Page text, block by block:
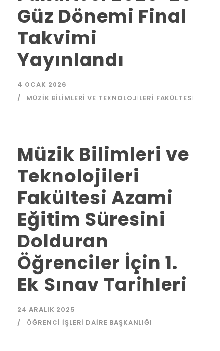
Güz Dönemi Final
Takvimi
Yayınlandı
4 OCAK 2026
MÜZIK BILIMLERI VE TEKNOLOJILERI FAKÜLTESI
Müzik Bilimleri ve
Teknolojileri
Fakültesi Azami
Eğitim Süresini
Dolduran
Öğrenciler İçin 1.
Ek Sınav Tarihleri
24 ARALIK 2025
ÖĞRENCI İŞLERI DAIRE BAŞKANLIĞI